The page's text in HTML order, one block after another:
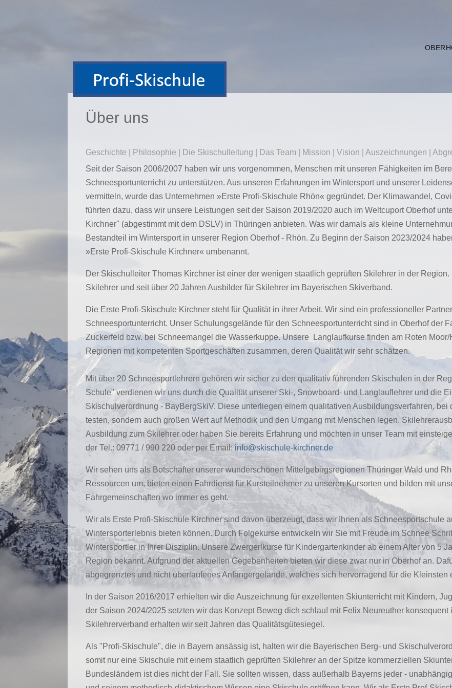
Über uns
Geschichte | Philosophie | Die Skischulleitung | Das Team | Mission | Vision | Auszeichnungen |
Seit der Saison 2006/2007 haben wir uns vorgenommen, Menschen mit unseren Fähigkeiten im
Schneesportunterricht zu unterstützen. Aus unseren Erfahrungen im Wintersport und unserer
vermitteln, wurde das Unternehmen »Erste Profi-Skischule Rhön« gegründet. Der Klimawandel,
führten dazu, dass wir unsere Leistungen seit der Saison 2019/2020 auch im Weltcuport Oberhof
Kirchner" (abgestimmt mit dem DSLV) in Thüringen anbieten. Was wir damals als kleine
Bestandteil im Wintersport in unserer Region Oberhof - Rhön. Zu Beginn der Saison 2023/2024
»Erste Profi-Skischule Kirchner« umbenannt.
Der Skischulleiter Thomas Kirchner ist einer der wenigen staatlich geprüften Skilehrer in der
Skilehrer und seit über 20 Jahren Ausbilder für Skilehrer im Bayerischen Skiverband.
Die Erste Profi-Skischule Kirchner steht für Qualität in ihrer Arbeit. Wir sind ein professioneller
Schneesportunterricht. Unser Schulungsgelände für den Schneesportunterricht sind in Oberhof der
Zuckerfeld bzw. bei Schneemangel die Wasserkuppe. Unsere Langlaufkurse finden am Roten
Regionen mit kompetenten Sportgeschäften zusammen, deren Qualität wir sehr schätzen.
Mit über 20 Schneesportlehrern gehören wir sicher zu den qualitativ führenden Skischulen in der
Schule" verdienen wir uns durch die Qualität unserer Ski-, Snowboard- und Langlauflehrer und die
Skischulverordnung - BayBergSkiV. Diese unterliegen einem qualitativen Ausbildungsverfahren, bei
testen, sondern auch großen Wert auf Methodik und den Umgang mit Menschen legen.
Ausbildung zum Skilehrer oder haben Sie bereits Erfahrung und möchten in unser Team mit
der Tel.: 09771 / 990 220 oder per Email:info@skischule-kirchner.de
Wir sehen uns als Botschafter unserer wunderschönen Mittelgebirgsregionen Thüringer Wald und
Ressourcen um, bieten einen Fahrdienst für Kursteilnehmer zu unseren Kursorten und bilden mit
Fahrgemeinschaften wo immer es geht.
Wir als Erste Profi-Skischule Kirchner sind davon überzeugt, dass wir Ihnen als Schneesportschule
Wintersporterlebnis bieten können. Durch Folgekurse entwickeln wir Sie mit Freude im Schnee
Wintersportler in Ihrer Disziplin. Unsere Zwergerlkurse für Kindergartenkinder ab einem Alter von 5
Region bekannt. Aufgrund der aktuellen Gegebenheiten bieten wir diese zwar nur in Oberhof an.
abgegrenztes und nicht überlaufenes Anfängergelände, welches sich hervorragend für die Kleinsten
In der Saison 2016/2017 erhielten wir die Auszeichnung für exzellenten Skiunterricht mit Kindern,
der Saison 2024/2025 setzten wir das Konzept Beweg dich schlau! mit Felix Neureuther konsequent
Skilehrerverband erhalten wir seit Jahren das Qualitätsgütesiegel.
Als "Profi-Skischule", die in Bayern ansässig ist, halten wir die Bayerischen Berg- und
somit nur eine Skischule mit einem staatlich geprüften Skilehrer an der Spitze kommerziellen
Bundesländern ist dies nicht der Fall. Sie sollten wissen, dass außerhalb Bayerns jeder -